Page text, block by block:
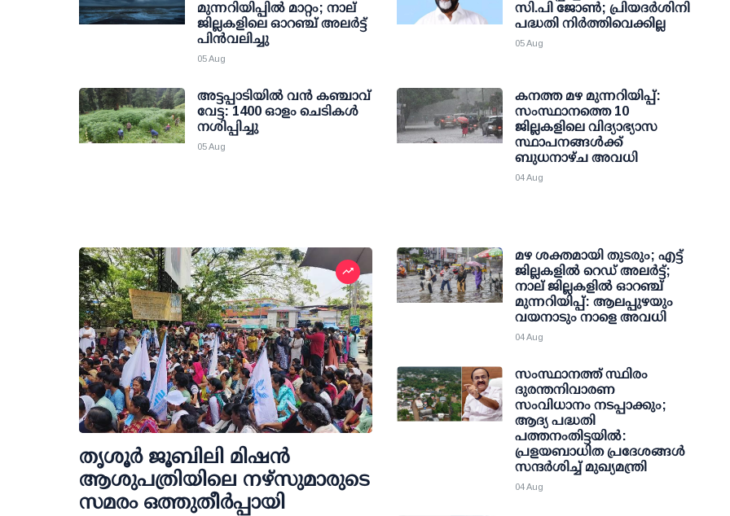
മുന്നറിയിപ്പിൽ മാറ്റം; നാല്
ജില്ലകളിലെ ഓറഞ്ച് അലർട്ട്
പിൻവലിച്ചു
05 Aug
സി.പി ജോണ്‍; പ്രിയദര്‍ശിനി
പദ്ധതി നിര്‍ത്തിവെക്കില്ല
05 Aug
അട്ടപ്പാടിയില്‍ വന്‍ കഞ്ചാവ്
വേട്ട: 1400 ഓളം ചെടികള്‍
നശിപ്പിച്ചു
05 Aug
കനത്ത മഴ മുന്നറിയിപ്പ്:
സംസ്ഥാനത്തെ 10
ജില്ലകളിലെ വിദ്യാഭ്യാസ
സ്ഥാപനങ്ങള്‍ക്ക്
ബുധനാഴ്ച അവധി
04 Aug
തൃശൂര്‍ ജൂബിലി മിഷന്‍
ആശുപത്രിയിലെ നഴ്സുമാരുടെ
സമരം ഒത്തുതീര്‍പ്പായി
മഴ ശക്തമായി തുടരും; എട്ട്
ജില്ലകളില്‍ റെഡ് അലര്‍ട്ട്;
നാല് ജില്ലകളില്‍ ഓറഞ്ച്
മുന്നറിയിപ്പ്: ആലപ്പുഴയും
വയനാടും നാളെ അവധി
04 Aug
സംസ്ഥാനത്ത് സ്ഥിരം
ദുരന്തനിവാരണ
സംവിധാനം നടപ്പാക്കും;
ആദ്യ പദ്ധതി
പത്തനംതിട്ടയില്‍:
പ്രളയബാധിത പ്രദേശങ്ങള്‍
സന്ദര്‍ശിച്ച് മുഖ്യമന്ത്രി
04 Aug